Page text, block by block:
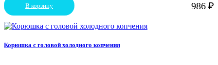
986 ₽
В корзину
Корюшка с головой холодного копчения